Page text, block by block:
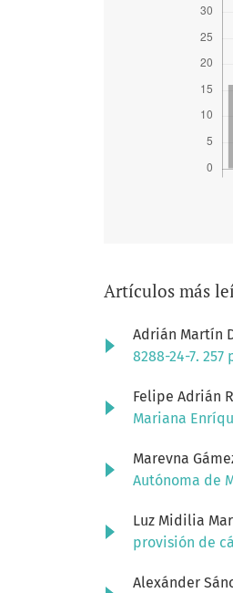
Artículos más
Adrián Martín
8288-24-7. 257
Felipe Adrián
Mariana
Marevna
Autónoma de
Luz Midilia
provisión de
Alexánder